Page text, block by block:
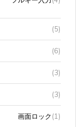
(5)
(6)
(3)
(3)
画面ロック(1)